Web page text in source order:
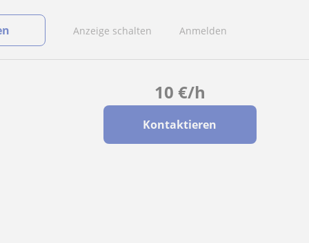
Anzeige schalten Anmelden
10 €/h
Kontaktieren